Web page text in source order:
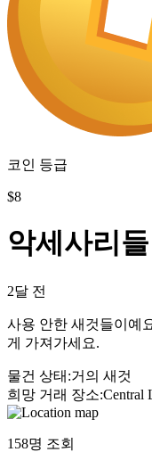
코인 등급
$8
악세사리
2달 전
사용 안한 새것들이예
게 가져가세요.
물건 상태 :거의 새것
희망 거래 장소:Central
158명 조회